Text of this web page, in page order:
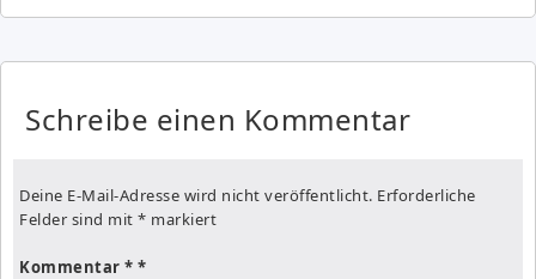
Schreibe einen Kommentar
Deine E-Mail-Adresse wird nicht veröffentlicht. Erforderliche
Felder sind mit * markiert
Kommentar *